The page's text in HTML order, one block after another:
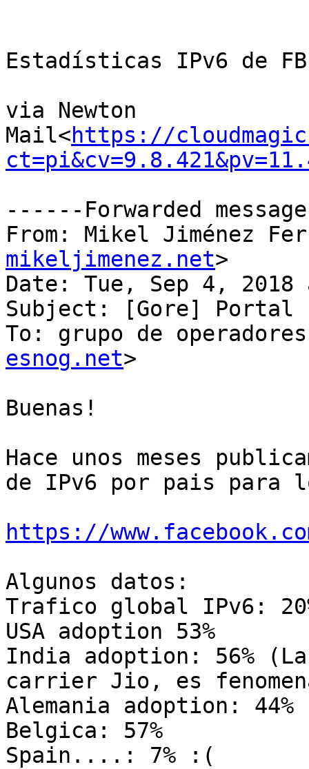
Estadísticas IPv6 de
via Newton
Mail<https://
------Forwarded
From: Mikel Jiménez
mikeljimenez.net>
Date: Tue, Sep 4, 2018
Subject: [Gore] Portal
To: grupo de
esnog.net>
Buenas!
Hace unos meses
de IPv6 por pais para
https://
Algunos datos:
Trafico global IPv6:
USA adoption 53%
India adoption: 56%
carrier Jio, es
Alemania adoption: 44%
Belgica: 57%
Spain....: 7% :(